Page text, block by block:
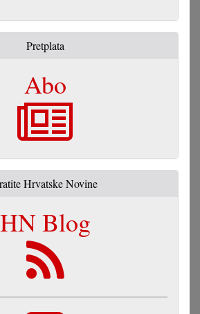
Pretplata
Abo
Hrvatske Novine
HN Blog